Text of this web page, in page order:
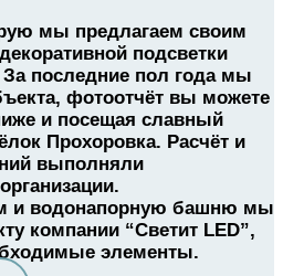
мы предлагаем своим
подсветки
последние пол года мы
фотоотчёт вы можете
и посещая славный
Прохоровка. Расчёт и
выполняли
и водонапорную башню мы
компании “Светит LED”,
элементы.